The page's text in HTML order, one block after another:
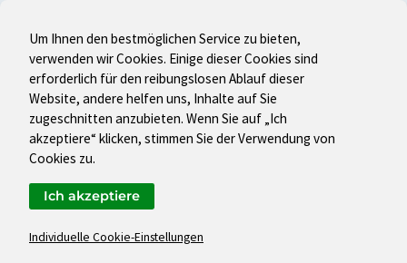
Um Ihnen den bestmöglichen Service zu bieten,
verwenden wir Cookies. Einige dieser Cookies sind
erforderlich für den reibungslosen Ablauf dieser
Website, andere helfen uns, Inhalte auf Sie
zugeschnitten anzubieten. Wenn Sie auf „Ich
akzeptiere“ klicken, stimmen Sie der Verwendung von
Cookies zu.
Individuelle Cookie-Einstellungen
Ich akzeptiere